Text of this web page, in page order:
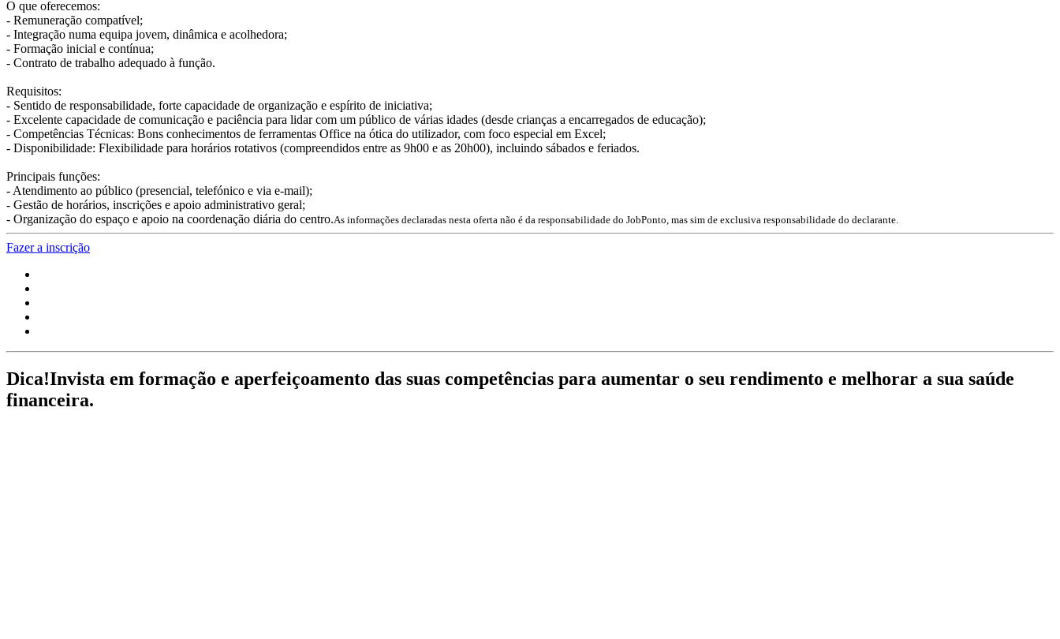
O que oferecemos:
- Remuneração compatível;
- Integração numa equipa jovem, dinâmica e acolhedora;
- Formação inicial e contínua;
- Contrato de trabalho adequado à função.
Requisitos:
- Sentido de responsabilidade, forte capacidade de organização e espírito de iniciativa;
- Excelente capacidade de comunicação e paciência para lidar com um público de várias idades (desde crianças a encarregados de educação);
- Competências Técnicas: Bons conhecimentos de ferramentas Office na ótica do utilizador, com foco especial em Excel;
- Disponibilidade: Flexibilidade para horários rotativos (compreendidos entre as 9h00 e as 20h00), incluindo sábados e feriados.
Principais funções:
- Atendimento ao público (presencial, telefónico e via e-mail);
- Gestão de horários, inscrições e apoio administrativo geral;
- Organização do espaço e apoio na coordenação diária do centro.As informações declaradas nesta oferta não é da responsabilidade do JobPonto, mas sim de exclusiva responsabilidade do declarante.
Fazer a inscrição
Dica!Invista em formação e aperfeiçoamento das suas competências para aumentar o seu rendimento e melhorar a sua saúde
financeira.